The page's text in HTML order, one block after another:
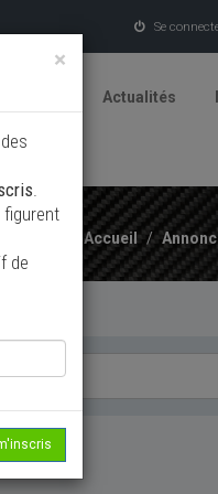
Se
Actualités
Accueil /
×
.
de